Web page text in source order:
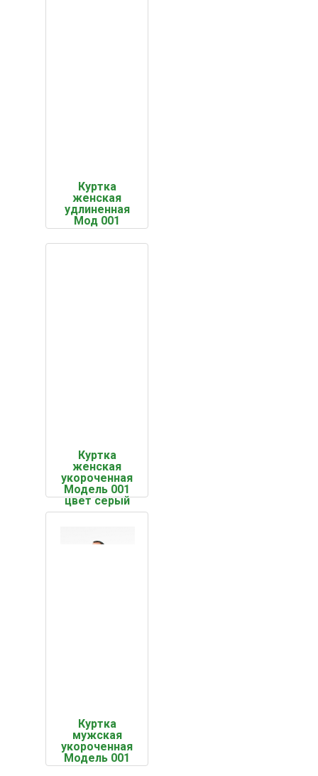
Куртка
женская
удлиненная
Мод 001
Куртка
женская
укороченная
Модель 001
цвет серый
Куртка
мужская
укороченная
Модель 001